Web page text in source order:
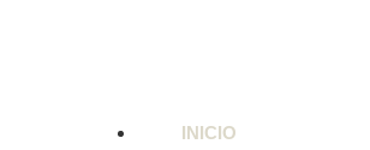
INICIO